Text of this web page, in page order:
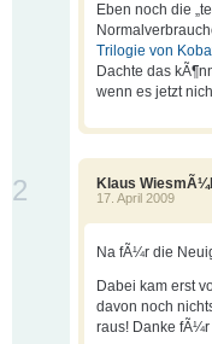
Eben noch die
Trilogie von
Dachte das
wenn es jetzt
Klaus
17. April 2009
2
Na fÃ¼r die
Dabei kam erst
davon noch
raus! Danke